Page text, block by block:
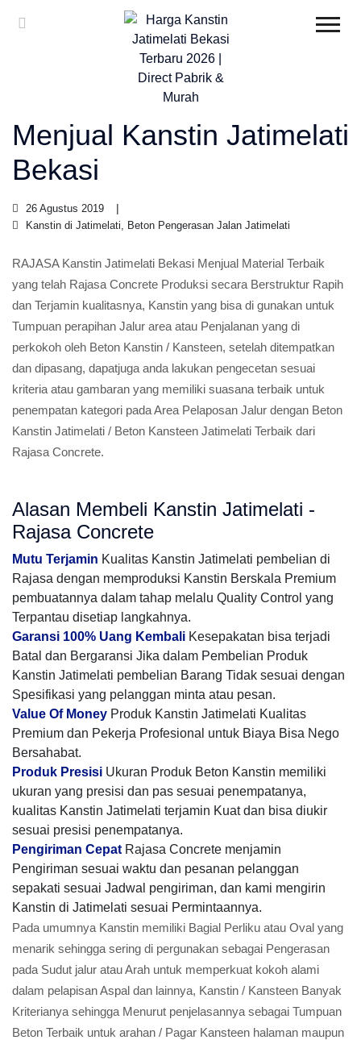
Menjual Kanstin Jatimelati
Bekasi
26 Agustus 2019
Kanstin di Jatimelati, Beton Pengerasan Jalan Jatimelati
RAJASA Kanstin Jatimelati Bekasi Menjual Material Terbaik
yang telah Rajasa Concrete Produksi secara Berstruktur Rapih
dan Terjamin kualitasnya, Kanstin yang bisa di gunakan untuk
Tumpuan perapihan Jalur area atau Penjalanan yang di
perkokoh oleh Beton Kanstin / Kansteen, setelah ditempatkan
dan dipasang, dapatjuga anda lakukan pengecetan sesuai
kriteria atau gambaran yang memiliki suasana terbaik untuk
penempatan kategori pada Area Pelaposan Jalur dengan Beton
Kanstin Jatimelati / Beton Kansteen Jatimelati Terbaik dari
Rajasa Concrete.
Alasan Membeli Kanstin Jatimelati -
Rajasa Concrete
Mutu Terjamin Kualitas Kanstin Jatimelati pembelian di
Rajasa dengan memproduksi Kanstin Berskala Premium
pembuatannya dalam tahap melalu Quality Control yang
Terpantau disetiap langkahnya.
Garansi 100% Uang Kembali Kesepakatan bisa terjadi
Batal dan Bergaransi Jika dalam Pembelian Produk
Kanstin Jatimelati pembelian Barang Tidak sesuai dengan
Spesifikasi yang pelanggan minta atau pesan.
Value Of Money Produk Kanstin Jatimelati Kualitas
Premium dan Pekerja Profesional untuk Biaya Bisa Nego
Bersahabat.
Produk Presisi Ukuran Produk Beton Kanstin memiliki
ukuran yang presisi dan pas sesuai penempatanya,
kualitas Kanstin Jatimelati terjamin Kuat dan bisa diukir
sesuai presisi penempatanya.
Pengiriman Cepat Rajasa Concrete menjamin
Pengiriman sesuai waktu dan pesanan pelanggan
sepakati sesuai Jadwal pengiriman, dan kami mengirin
Kanstin di Jatimelati sesuai Permintaannya.
Pada umumnya Kanstin memiliki Bagial Perliku atau Oval yang
menarik sehingga sering di pergunakan sebagai Pengerasan
pada Sudut jalur atau Arah untuk memperkuat kokoh alami
dalam pelapisan Aspal dan lainnya, Kanstin / Kansteen Banyak
Kriterianya sehingga Menurut penjelasannya sebagai Tumpuan
Beton Terbaik untuk arahan / Pagar Kansteen halaman maupun